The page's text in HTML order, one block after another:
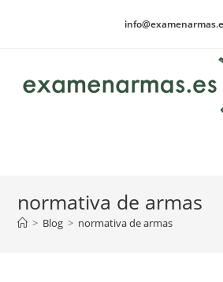
normativa de armas
> Blog > normativa de armas